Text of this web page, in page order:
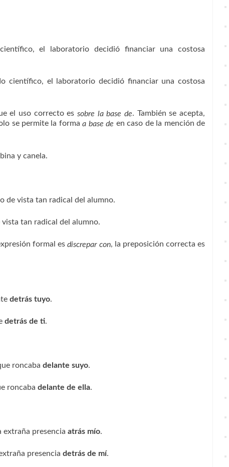
el laboratorio decidió financiar una costosa
científico, el laboratorio decidió financiar una costosa
el uso correcto es sobre la base de. También se acepta,
se permite la formaa base de en caso de la mención de
y canela.
de vista tan radical del alumno.
tan radical del alumno.
formal esdiscrepar con, la preposición correcta es
detrás tuyo.
detrás de ti.
roncaba delante suyo.
roncaba delante de ella.
extraña presencia atrás mío.
presencia detrás de mí.